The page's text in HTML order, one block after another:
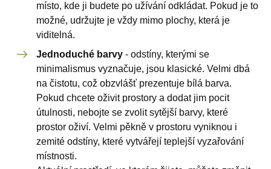
místo, kde ji budete po užívání odkládat. Pokud je to
možné, udržujte je vždy mimo plochy, která je
viditelná.
Jednoduché barvy - odstíny, kterými se
minimalismus vyznačuje, jsou klasické. Velmi dbá
na čistotu, což obzvlášť prezentuje bílá barva.
Pokud chcete oživit prostory a dodat jim pocit
útulnosti, nebojte se zvolit sytější barvy, které
prostor oživí. Velmi pěkně v prostoru vyniknou i
zemité odstíny, které vytvářejí teplejší vyzařování
místnosti.